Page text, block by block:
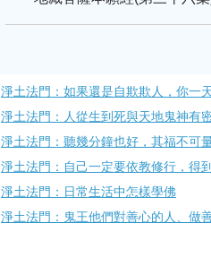
淨土法門：如果還是自欺欺人，你一
淨土法門：人從生到死與天地鬼神有
淨土法門：聽幾分鐘也好，其福不可
淨土法門：自己一定要依教修行，得
淨土法門：日常生活中怎樣學佛
淨土法門：鬼王他們對善心的人、做